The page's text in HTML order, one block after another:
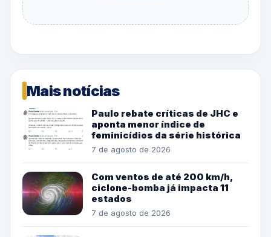
Mais notícias
Paulo rebate críticas de JHC e
aponta menor índice de
feminicídios da série histórica
7 de agosto de 2026
Com ventos de até 200 km/h,
ciclone-bomba já impacta 11
estados
7 de agosto de 2026